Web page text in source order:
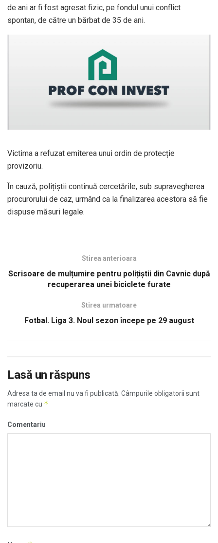
de ani ar fi fost agresat fizic, pe fondul unui conflict
spontan, de către un bărbat de 35 de ani.
Victima a refuzat emiterea unui ordin de protecție
provizoriu.
În cauză, polițiștii continuă cercetările, sub supravegherea
procurorului de caz, urmând ca la finalizarea acestora să fie
dispuse măsuri legale.
Stirea anterioara
Scrisoare de mulțumire pentru polițiștii din Cavnic după
recuperarea unei biciclete furate
Stirea urmatoare
Fotbal. Liga 3. Noul sezon începe pe 29 august
Lasă un răspuns
Adresa ta de email nu va fi publicată. Câmpurile obligatorii sunt
marcate cu *
Comentariu